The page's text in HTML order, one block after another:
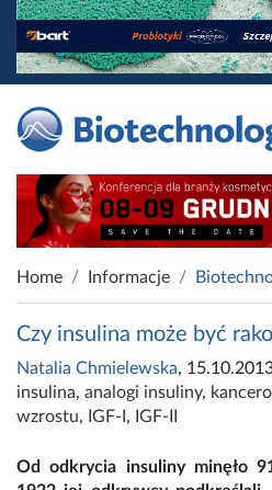
Home Informacje
Czy insulina może być
Natalia Chmielewska,
insulina, analogi insuliny,
wzrostu, IGF-I , IGF-II
Od odkrycia insuliny minęło